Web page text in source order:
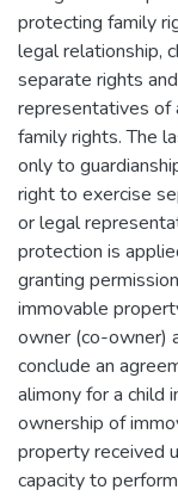
protecting family
legal relationship,
separate rights
representatives of
family rights. The
only to
right to exercise
or legal
protection is
granting
immovable
owner (co-owner)
conclude an
alimony for a child
ownership of
property received
capacity to